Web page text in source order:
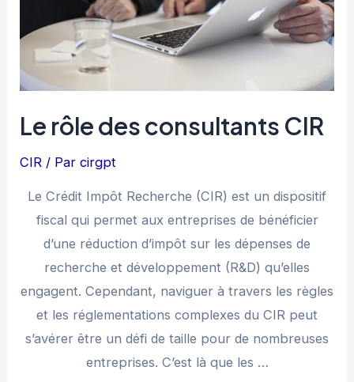
Le rôle des consultants CIR
CIR / Parcirgpt
Le Crédit Impôt Recherche (CIR) est un dispositif
fiscal qui permet aux entreprises de bénéficier
d’une réduction d’impôt sur les dépenses de
recherche et développement (R&D) qu’elles
engagent. Cependant, naviguer à travers les règles
et les réglementations complexes du CIR peut
s’avérer être un défi de taille pour de nombreuses
entreprises. C’est là que les …